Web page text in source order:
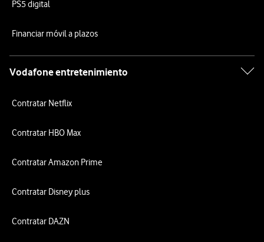
PS5 digital
Financiar móvil a plazos
Vodafone entretenimiento
Contratar Netflix
Contratar HBO Max
Contratar Amazon Prime
Contratar Disney plus
Contratar DAZN